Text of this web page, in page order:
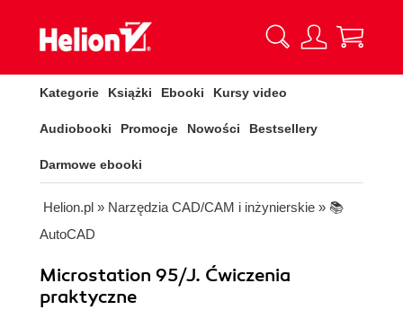
Kategorie Książki Ebooki Kursy video
Audiobooki Promocje Nowości Bestsellery
Darmowe ebooki
Helion.pl » Narzędzia CAD/CAM i inżynierskie » 📚
AutoCAD
Microstation 95/J. Ćwiczenia
praktyczne